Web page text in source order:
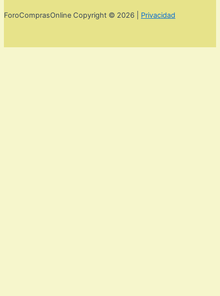
ForoComprasOnline Copyright © 2026 | Privacidad